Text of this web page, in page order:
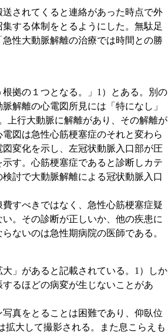
されてくると連絡があった時点で外
する体制をとるようにした。無駄足
性大動脈解離の治療では時間との勝
拠の１つとなる。」1）とある。別の
解離の心電図所見には「特になし」
上行大動脈に解離があり、その解離が
図は急性心筋梗塞症のそれと変わら
変化を示し、左冠状動脈入口部が圧
す。心筋梗塞症であると診断しカテ
討で大動脈解離による冠状動脈入口
すべきではなく、急性心筋梗塞症疑
。その診断が正しいか、他の疾患に
ないのは急性期病院の医師である。
」があると記載されている。1）しか
るほどの病変が生じないことがあ
真をとることは困難であり、仰臥位
大して撮影される。また息こらえも